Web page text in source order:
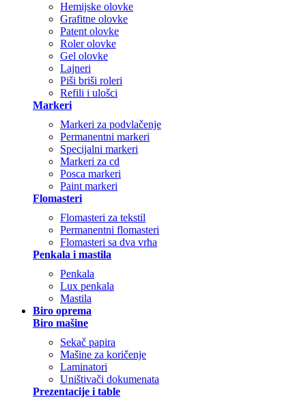
Hemijske olovke
Grafitne olovke
Patent olovke
Roler olovke
Gel olovke
Lajneri
Piši briši roleri
Refili i ulošci
Markeri
Markeri za podvlačenje
Permanentni markeri
Specijalni markeri
Markeri za cd
Posca markeri
Paint markeri
Flomasteri
Flomasteri za tekstil
Permanentni flomasteri
Flomasteri sa dva vrha
Penkala i mastila
Penkala
Lux penkala
Mastila
Biro oprema
Biro mašine
Sekač papira
Mašine za koričenje
Laminatori
Uništivači dokumenata
Prezentacije i table